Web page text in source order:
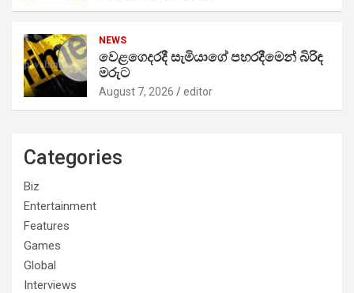
NEWS
වෙළගෙදරදී සැමියාගේ පහරදීමෙන් බිරිඳ
මරුට
August 7, 2026 editor
Categories
Biz
Entertainment
Features
Games
Global
Interviews